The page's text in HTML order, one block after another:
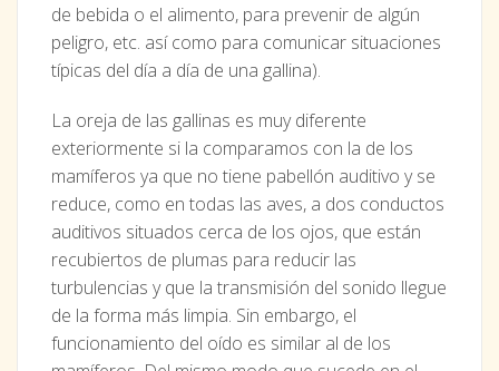
de bebida o el alimento, para prevenir de algún
peligro, etc. así como para comunicar situaciones
típicas del día a día de una gallina).
La oreja de las gallinas es muy diferente
exteriormente si la comparamos con la de los
mamíferos ya que no tiene pabellón auditivo y se
reduce, como en todas las aves, a dos conductos
auditivos situados cerca de los ojos, que están
recubiertos de plumas para reducir las
turbulencias y que la transmisión del sonido llegue
de la forma más limpia. Sin embargo, el
funcionamiento del oído es similar al de los